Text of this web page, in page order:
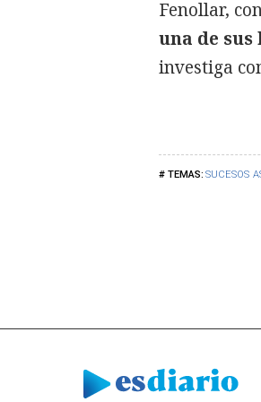
SUCESOS
Fenollar,
una de
investiga